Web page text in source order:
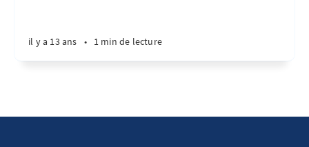
il y a 13 ans • 1 min de lecture